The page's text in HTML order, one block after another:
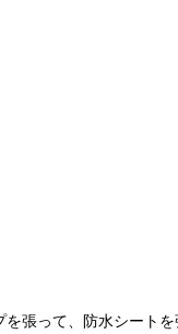
張って、防水シート